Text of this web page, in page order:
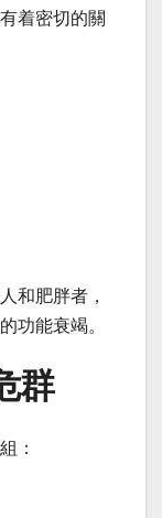
着密切的關
和肥胖者，
功能衰竭。
群
：